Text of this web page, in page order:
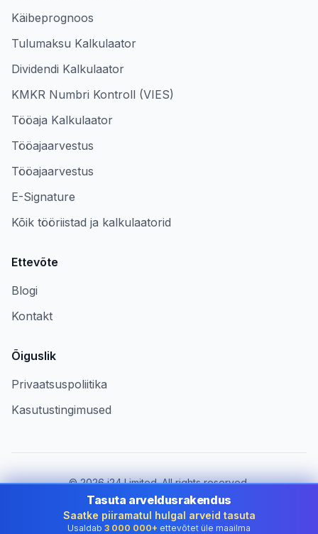
Käibeprognoos
Tulumaksu Kalkulaator
Dividendi Kalkulaator
KMKR Numbri Kontroll (VIES)
Tööaja Kalkulaator
Tööajaarvestus
Tööajaarvestus
E-Signature
Kõik tööriistad ja kalkulaatorid
Ettevõte
Blogi
Kontakt
Õiguslik
Privaatsuspoliitika
Kasutustingimused
©2026i24 Limited. All rights reserved.
Ettevõtetele riigis Estonia
Muuda riiki:
Estonia
Tasuta arveldusrakendus
Saatke piiramatul hulgal arveid tasuta
Usaldab 3 000 000+ ettevõtet üle maailma